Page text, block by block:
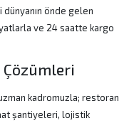
önde gelen
ve 24 saatte kargo
Çözümleri
kadromuzla; restoran
şantiyeleri, lojistik